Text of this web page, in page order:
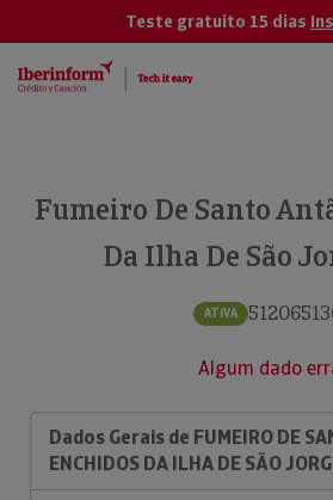
Teste gratuito 15 dias
Fumeiro De Santo
Da Ilha De São
ATIVA
Algum dado
Dados Gerais de FUMEIRO DE
ENCHIDOS DA ILHA DE SÃO